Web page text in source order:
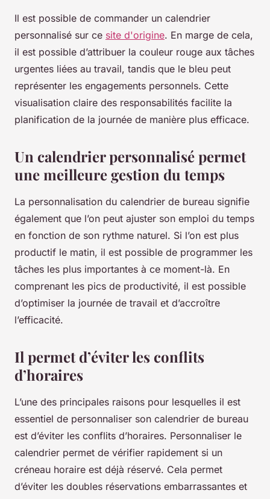
Il est possible de commander un calendrier
personnalisé sur ce site d'origine. En marge de cela,
il est possible d’attribuer la couleur rouge aux tâches
urgentes liées au travail, tandis que le bleu peut
représenter les engagements personnels. Cette
visualisation claire des responsabilités facilite la
planification de la journée de manière plus efficace.
Un calendrier personnalisé permet
une meilleure gestion du temps
La personnalisation du calendrier de bureau signifie
également que l’on peut ajuster son emploi du temps
en fonction de son rythme naturel. Si l’on est plus
productif le matin, il est possible de programmer les
tâches les plus importantes à ce moment-là. En
comprenant les pics de productivité, il est possible
d’optimiser la journée de travail et d’accroître
l’efficacité.
Il permet d’éviter les conflits
d’horaires
L’une des principales raisons pour lesquelles il est
essentiel de personnaliser son calendrier de bureau
est d’éviter les conflits d’horaires. Personnaliser le
calendrier permet de vérifier rapidement si un
créneau horaire est déjà réservé. Cela permet
d’éviter les doubles réservations embarrassantes et